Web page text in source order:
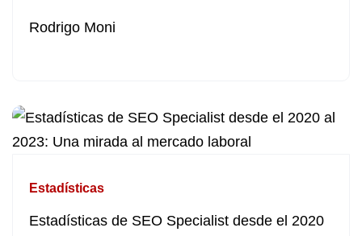
Rodrigo Moni
Estadísticas
Estadísticas de SEO Specialist desde el 2020